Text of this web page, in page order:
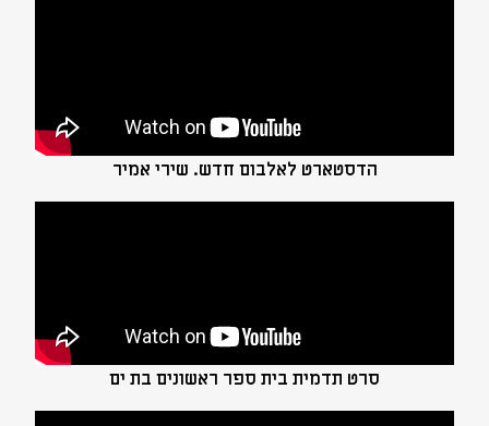
הדסטארט לאלבום חדש. שירי אמיר
סרט תדמית בית ספר ראשונים בת ים